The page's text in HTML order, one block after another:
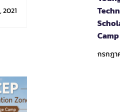
Camp
กรกฎา